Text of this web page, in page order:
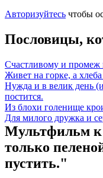
Авторизуйтесь чтобы
Пословицы,
Счастливому и промеж
Живет на горке, а
Нужда и в велик день
постится.
Из блохи голенище
Для милого дружка и
Мультфильм
только
пустить."